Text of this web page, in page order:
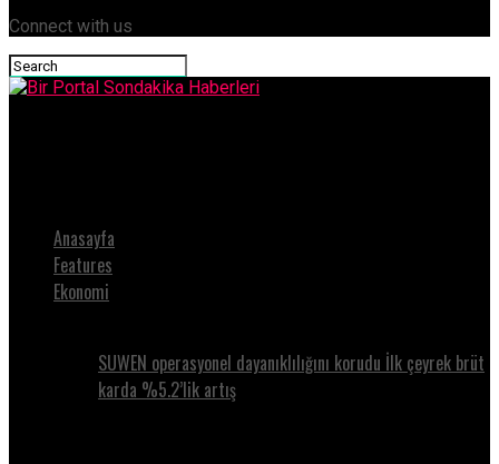
Connect with us
Anasayfa
Features
Ekonomi
SUWEN operasyonel dayanıklılığını korudu İlk çeyrek brüt
karda %5.2’lik artış